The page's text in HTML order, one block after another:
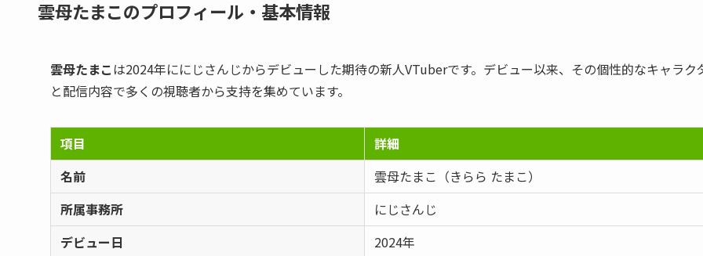
雲母たまこのプロフィール・基本情報
雲母たまこは2024年ににじさんじからデビューした期待の新人VTuberです。デビュー以来、その個性的なキャラク
と配信内容で多くの視聴者から支持を集めています。
項目
詳細
名前
雲母たまこ（きらら たまこ）
所属事務所
にじさんじ
デビュー日
2024年